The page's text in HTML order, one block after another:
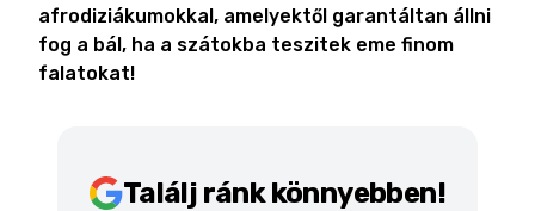
afrodiziákumokkal, amelyektől garantáltan állni
fog a bál, ha a szátokba teszitek eme finom
falatokat!
Találj ránk könnyebben!